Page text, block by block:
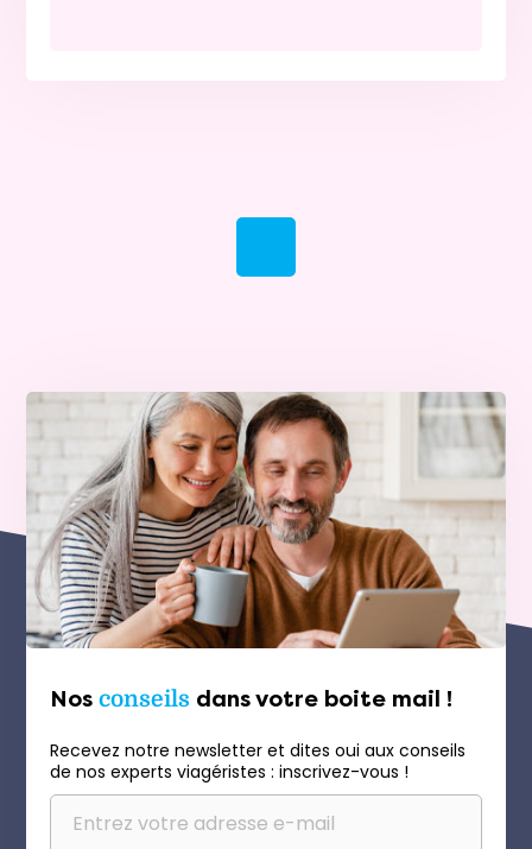
Nos conseils dans votre boite mail !
Recevez notre newsletter et dites oui aux conseils
de nos experts viagéristes : inscrivez-vous !